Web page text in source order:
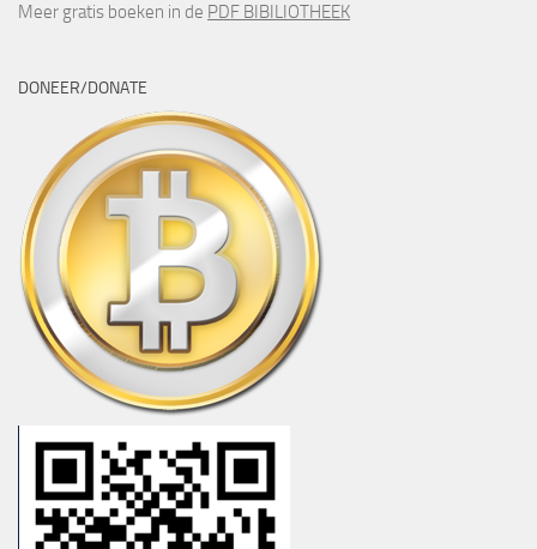
Meer gratis boeken in de PDF BIBILIOTHEEK
DONEER/DONATE